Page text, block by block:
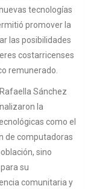
tecnologías
promover la
las posibilidades
costarricenses
remunerado.
Sánchez
la
como el
de computadoras
sino
su
comunitaria y